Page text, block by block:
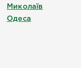
Миколаїв
Одеса